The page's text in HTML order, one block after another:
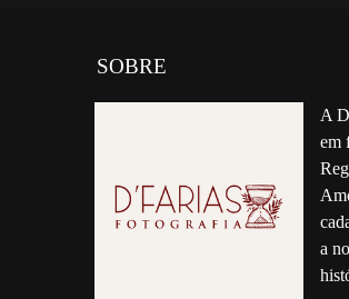
SOBRE
A
em
a